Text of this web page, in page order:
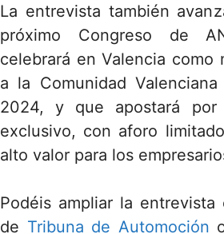
La entrevista también
próximo Congreso de
celebrará en Valencia como
a la Comunidad
2024, y que apostará
exclusivo, con aforo
alto valor para los
Podéis ampliar la
de Tribuna de Automoción